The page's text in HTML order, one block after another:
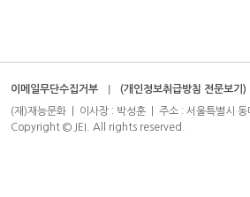
이메일무단수집거부 (개인정보취급방침 전문보기)
(재)재능문화 | 이사장 : 박성훈 | 주소 : 서울특별
Copyright © JEI. All rights reserved.